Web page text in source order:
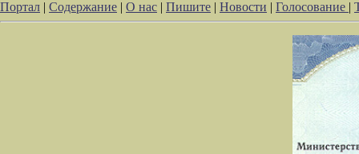
Портал | Содержание | О нас | Пишите | Новости | Голосование |